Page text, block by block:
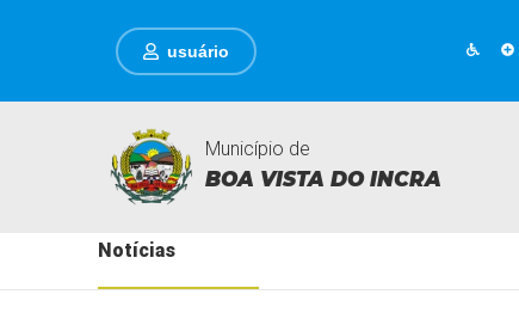
usuário
Município de
BOA VISTA DO INCRA
Notícias